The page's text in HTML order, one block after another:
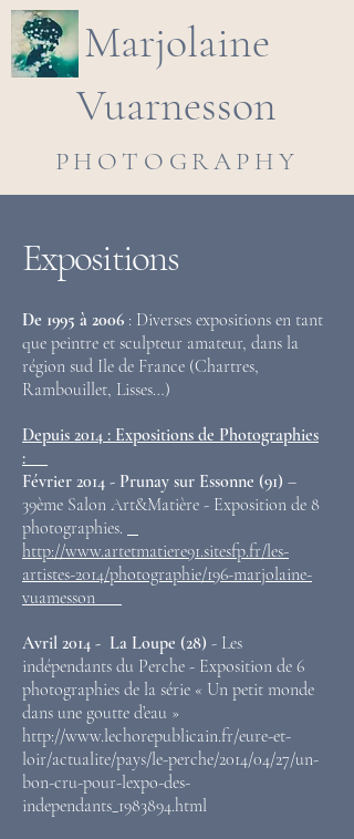
Marjolaine
Vuarnesson
PHOTOGRAPHY
De 1995 à 2006 : Diverses expositions en tant
que peintre et sculpteur amateur, dans la
région sud Ile de France (Chartres,
Rambouillet, Lisses…)
Depuis 2014 : Expositions de Photographies
:
Février 2014 - Prunay sur Essonne (91) –
39ème Salon Art&Matière - Exposition de 8
photographies.
http://www.artetmatiere91.sitesfp.fr/les-
artistes-2014/photographie/196-marjolaine-
vuamesson
Avril 2014 - La Loupe (28) - Les
indépendants du Perche - Exposition de 6
photographies de la série « Un petit monde
dans une goutte d’eau »
http://www.lechorepublicain.fr/eure-et-
loir/actualite/pays/le-perche/2014/04/27/un-
bon-cru-pour-lexpo-des-
independants_1983894.html
Expositions